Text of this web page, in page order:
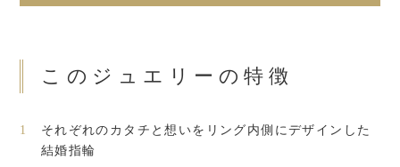
このジュエリーの特徴
1
それぞれのカタチと想いをリング内側にデザインした
結婚指輪